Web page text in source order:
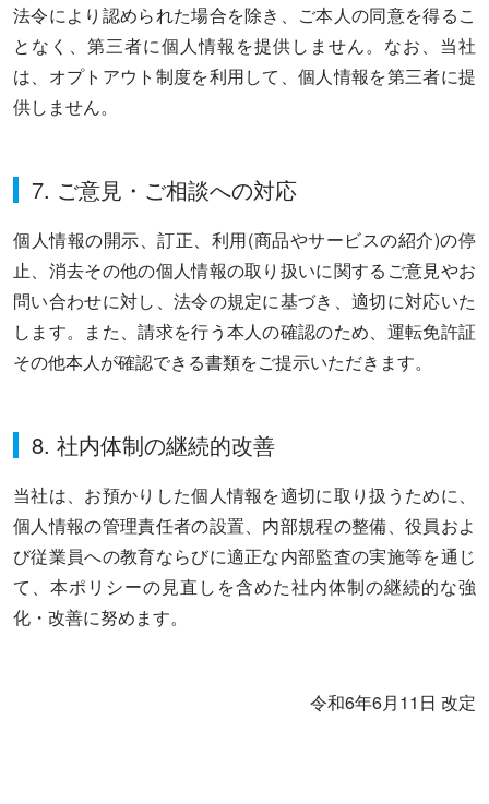
法令により認められた場合を除き、ご本人の同意を得るこ
となく、第三者に個人情報を提供しません。なお、当社
は、オプトアウト制度を利用して、個人情報を第三者に提
供しません。
7. ご意見・ご相談への対応
個人情報の開示、訂正、利用(商品やサービスの紹介)の停
止、消去その他の個人情報の取り扱いに関するご意見やお
問い合わせに対し、法令の規定に基づき、適切に対応いた
します。また、請求を行う本人の確認のため、運転免許証
その他本人が確認できる書類をご提示いただきます。
8. 社内体制の継続的改善
当社は、お預かりした個人情報を適切に取り扱うために、
個人情報の管理責任者の設置、内部規程の整備、役員およ
び従業員への教育ならびに適正な内部監査の実施等を通じ
て、本ポリシーの見直しを含めた社内体制の継続的な強
化・改善に努めます。
令和6年6月11日 改定